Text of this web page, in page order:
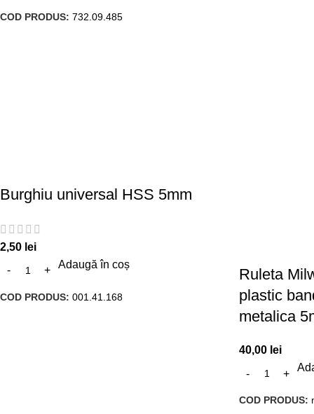
COD PRODUS: 732.09.485
Burghiu universal HSS 5mm
2,50 lei
Adaugă în coș
COD PRODUS: 001.41.168
Ruleta
plastic
metalica
40,00 lei
COD PRODUS: